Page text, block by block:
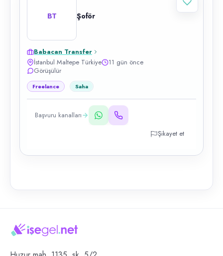
BT Şoför
Babacan Transfer
İstanbul Maltepe Türkiye
11 gün önce
Görüşülür
Freelance Saha
Başvuru kanalları
Şikayet et